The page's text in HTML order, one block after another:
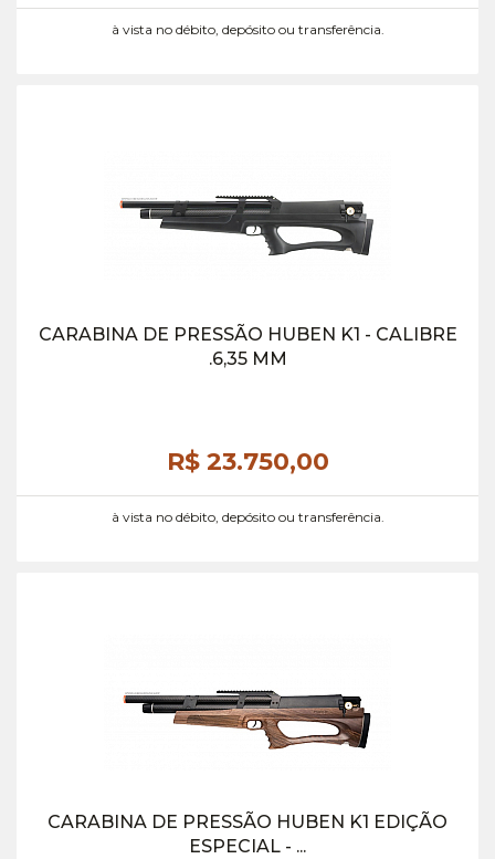
à vista no débito, depósito ou transferência.
CARABINA DE PRESSÃO HUBEN K1 - CALIBRE
.6,35 MM
R$ 23.750,00
à vista no débito, depósito ou transferência.
CARABINA DE PRESSÃO HUBEN K1 EDIÇÃO
ESPECIAL - ...